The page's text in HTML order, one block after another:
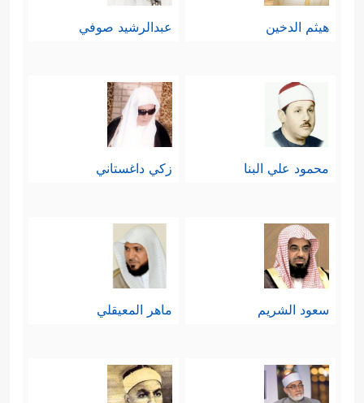
هيثم الدخين عبدالرشيد صوفي
محمود علي البنا زكي داغستاني
سعود الشريم ماهر المعيقلي